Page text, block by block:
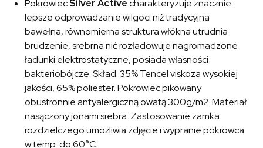
PokrowiecSilver Activecharakteryzuje znacznie
lepsze odprowadzanie wilgoci niż tradycyjna
bawełna, równomierna struktura włókna utrudnia
brudzenie, srebrna nić rozładowuje nagromadzone
ładunki elektrostatyczne, posiada własności
bakteriobójcze. Skład: 35% Tencel viskoza wysokiej
jakości, 65% poliester. Pokrowiec pikowany
obustronnie antyalergiczną owatą 300g/m2. Materiał
nasączony jonami srebra. Zastosowanie zamka
rozdzielczego umożliwia zdjęcie i wypranie pokrowca
w temp. do 60°C.